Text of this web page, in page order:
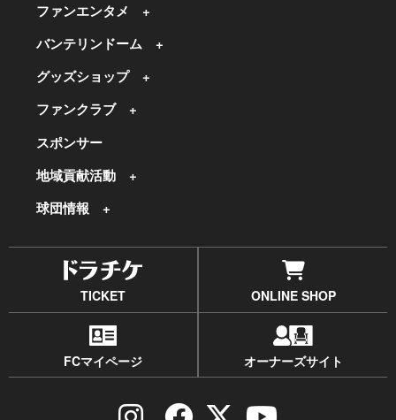
ファンエンタメ
バンテリンドーム
グッズショップ
ファンクラブ
スポンサー
地域貢献活動
球団情報
TICKET ONLINE SHOP
FCマイページ オーナーズサイト